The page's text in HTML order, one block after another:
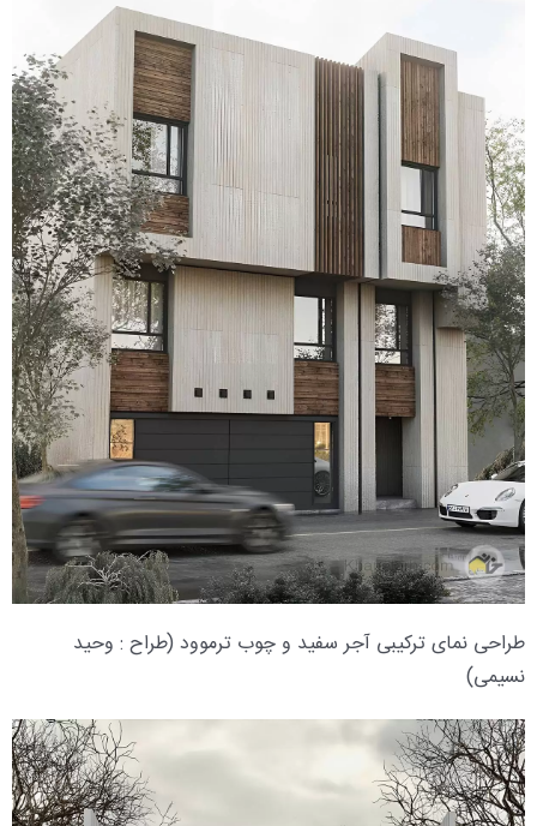
طراحی نمای ترکیبی آجر سفید و چوب ترموود (طراح : وحید
نسیمی)